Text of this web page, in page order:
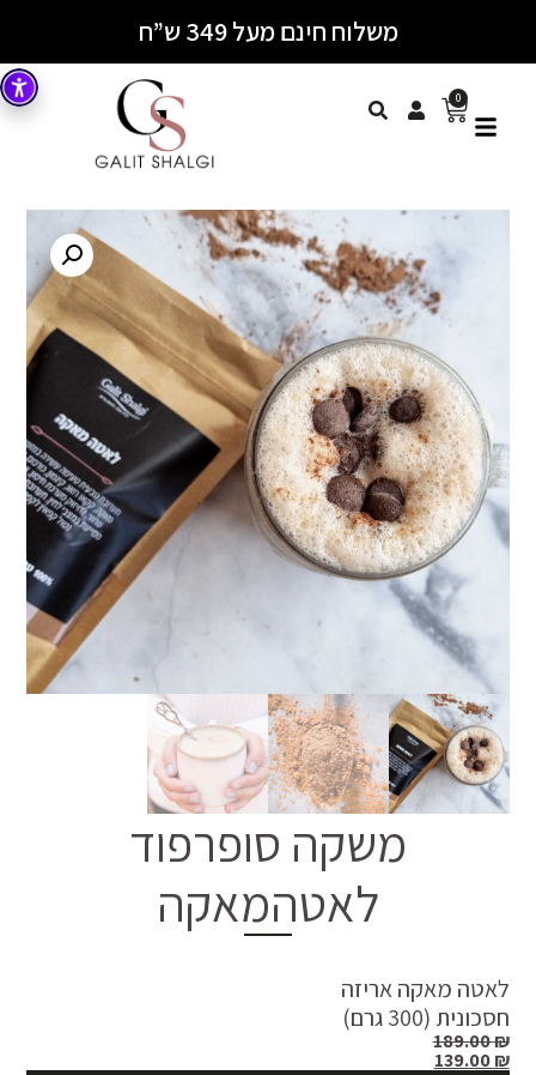
משלוח חינם מעל 349 ש”ח
0
משקה סופרפוד
לאטהמאקה
לאטה מאקה אריזה
חסכונית (300 גרם)
189.00₪
139.00₪